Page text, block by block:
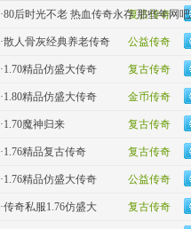
复古传奇
·80后时光不老 热血传奇永存 那些年网吧
公益传奇
·散人骨灰经典养老传奇
复古传奇
·1.70精品仿盛大传奇
金币传奇
·1.80精品仿盛大传奇
复古传奇
·1.70魔神归来
复古传奇
·1.76精品复古传奇
公益传奇
·1.76精品仿盛大传奇
复古传奇
·传奇私服1.76仿盛大